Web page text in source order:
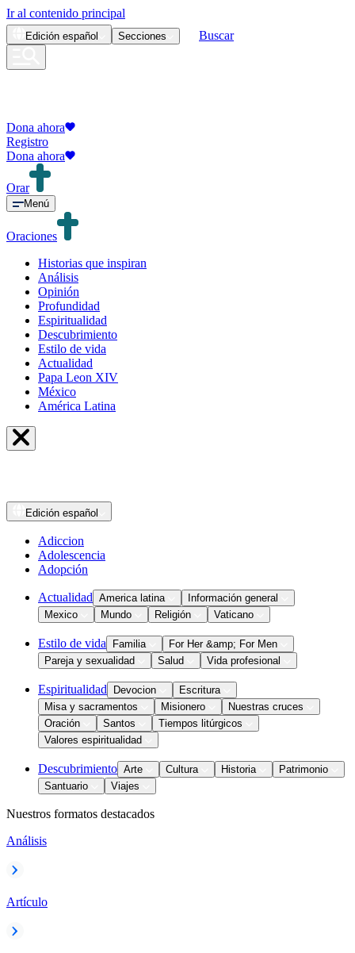
Ir al contenido principal
Edición español Secciones Buscar
Dona ahora
Registro
Dona ahora
Orar
Menú
Oraciones
Historias que inspiran
Análisis
Opinión
Profundidad
Espiritualidad
Descubrimiento
Estilo de vida
Actualidad
Papa Leon XIV
México
América Latina
Edición español
Adiccion
Adolescencia
Adopción
Actualidad America latina
Información general
Mexico
Mundo Religión Vaticano
Estilo de vida Familia
For Her &amp; For Men
Pareja y sexualidad
Salud Vida profesional
Espiritualidad Devocion
Escritura
Misa y sacramentos
Misionero
Nuestras cruces
Oración
Santos
Tiempos litúrgicos
Valores espiritualidad
Descubrimiento Arte Cultura Historia
Patrimonio
Santuario
Viajes
Nuestros formatos destacados
Análisis
Artículo